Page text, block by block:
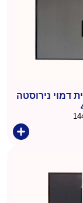
דמוי נירוסטה